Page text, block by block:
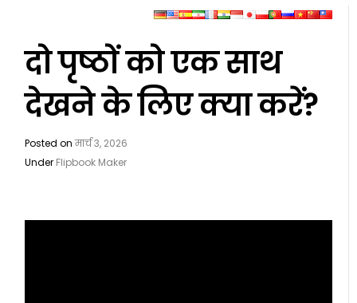
दो पृष्ठों को एक साथ
देखने के लिए क्या करें?
Posted onमार्च 3, 2026
Under Flipbook Maker